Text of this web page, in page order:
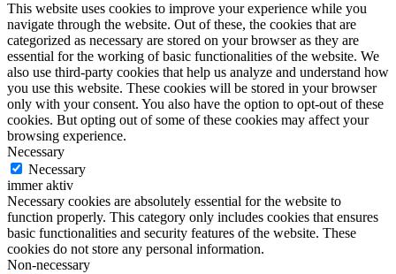
This website uses cookies to improve your experience while you
navigate through the website. Out of these, the cookies that are
categorized as necessary are stored on your browser as they are
essential for the working of basic functionalities of the website. We
also use third-party cookies that help us analyze and understand how
you use this website. These cookies will be stored in your browser
only with your consent. You also have the option to opt-out of these
cookies. But opting out of some of these cookies may affect your
browsing experience.
Necessary
Necessary
immer aktiv
Necessary cookies are absolutely essential for the website to
function properly. This category only includes cookies that ensures
basic functionalities and security features of the website. These
cookies do not store any personal information.
Non-necessary